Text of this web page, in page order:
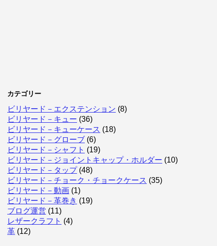
カテゴリー
ビリヤード－エクステンション (8)
ビリヤード－キュー (36)
ビリヤード－キューケース (18)
ビリヤード－グローブ (6)
ビリヤード－シャフト (19)
ビリヤード－ジョイントキャップ・ホルダー (10)
ビリヤード－タップ(48)
ビリヤード－チョーク・チョークケース (35)
ビリヤード－動画 (1)
ビリヤード－革巻き (19)
ブログ運営 (11)
レザークラフト (4)
革 (12)